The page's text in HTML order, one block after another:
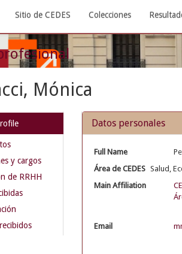
Sitio de CEDES Colecciones
Mónica
y cargos
de RRHH
Datos personales
Full Name
Área de CEDES Salud,
Main Affiliation
Email